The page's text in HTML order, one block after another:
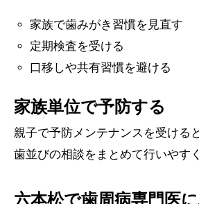
家族で歯みがき習慣を見直す
定期検査を受ける
口移しや共有習慣を避ける
家族単位で予防する
親子で予防メンテナンスを受ける
歯並びの相談をまとめて行いやす
六本松で歯周病専門医